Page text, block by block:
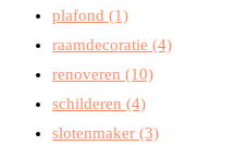
plafond (1)
raamdecoratie (4)
renoveren (10)
schilderen (4)
slotenmaker (3)